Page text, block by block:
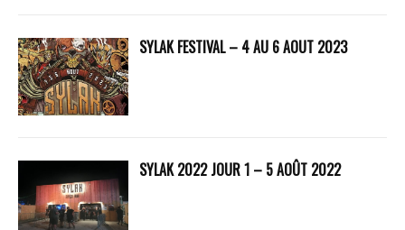
SYLAK FESTIVAL – 4 AU 6 AOUT 2023
SYLAK 2022 JOUR 1 – 5 AOÛT 2022